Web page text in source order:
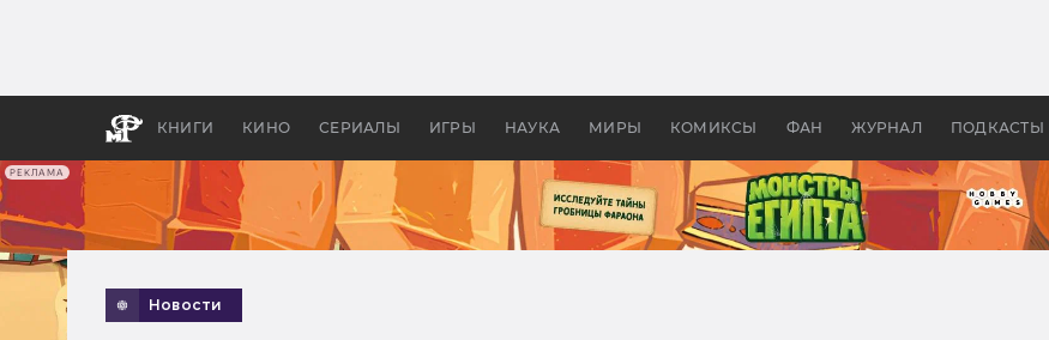
РЕКЛАМА
КНИГИ КИНО СЕРИАЛЫ ИГРЫ НАУКА МИРЫ КОМИКСЫ ФАН ЖУРНАЛ ПОДКАСТЫ
апокалипсис, в России —
бы «Властелина колец»
Новости